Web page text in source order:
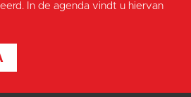
In de agenda vindt u hiervan